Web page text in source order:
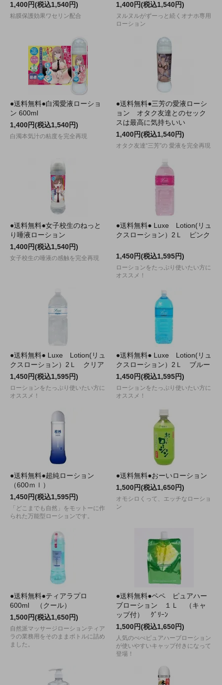
1,400円(税込1,540円)
粘膜保護効果ワセリン配合
1,400円(税込1,540円)
ヌルヌルがずーっと続くオナホ専用
ローション
●送料無料●白濁愛液ローショ
ン 600ml
1,400円(税込1,540円)
白濁本気汁の粘度を完全再現
●送料無料●三芳の愛液ローシ
ョン オタク友達とのセック
スは最高に気持ちいい
1,400円(税込1,540円)
オタク友達“三芳”の 愛液を完全再現
●送料無料●女子校生のねっと
り唾液ローション
1,400円(税込1,540円)
女子校生の唾液の感触を完全再現
●送料無料● Luxe Lotion(リュ
クスローション）2Ｌ ピンク
1,450円(税込1,595円)
ローションをたっぷり使いたい方に
オススメ！
●送料無料● Luxe Lotion(リュ
クスローション）2Ｌ クリア
1,450円(税込1,595円)
ローションをたっぷり使いたい方に
オススメ！
●送料無料● Luxe Lotion(リュ
クスローション）2Ｌ ブルー
1,450円(税込1,595円)
ローションをたっぷり使いたい方に
オススメ！
●送料無料●超純ローション
（600ｍｌ）
1,450円(税込1,595円)
「どこまでも自然」をモットーに作
られた万能型ローションです。
●送料無料●おーいローション
1,500円(税込1,650円)
オモシロくって、エッチなローショ
ン
●送料無料●ティアラプロ
600ml （クール）
1,500円(税込1,650円)
自然派マッサージローションティア
ラの業務用をそのままボトルに詰め
ました。
●送料無料●ペペ ピュアハー
ブローション １Ｌ （キャ
ップ付） ｸﾞﾘｰﾝ
1,500円(税込1,650円)
人気のぺぺピュアハーブローション
が使いやすいキャップ付きになって
登場！